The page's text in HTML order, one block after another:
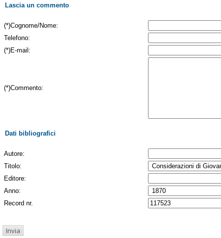
Lascia un commento
(*)Cognome/Nome:
Telefono:
(*)E-mail:
(*)Commento:
Dati bibliografici
Autore:
Titolo:
Editore:
Anno:
Record nr.